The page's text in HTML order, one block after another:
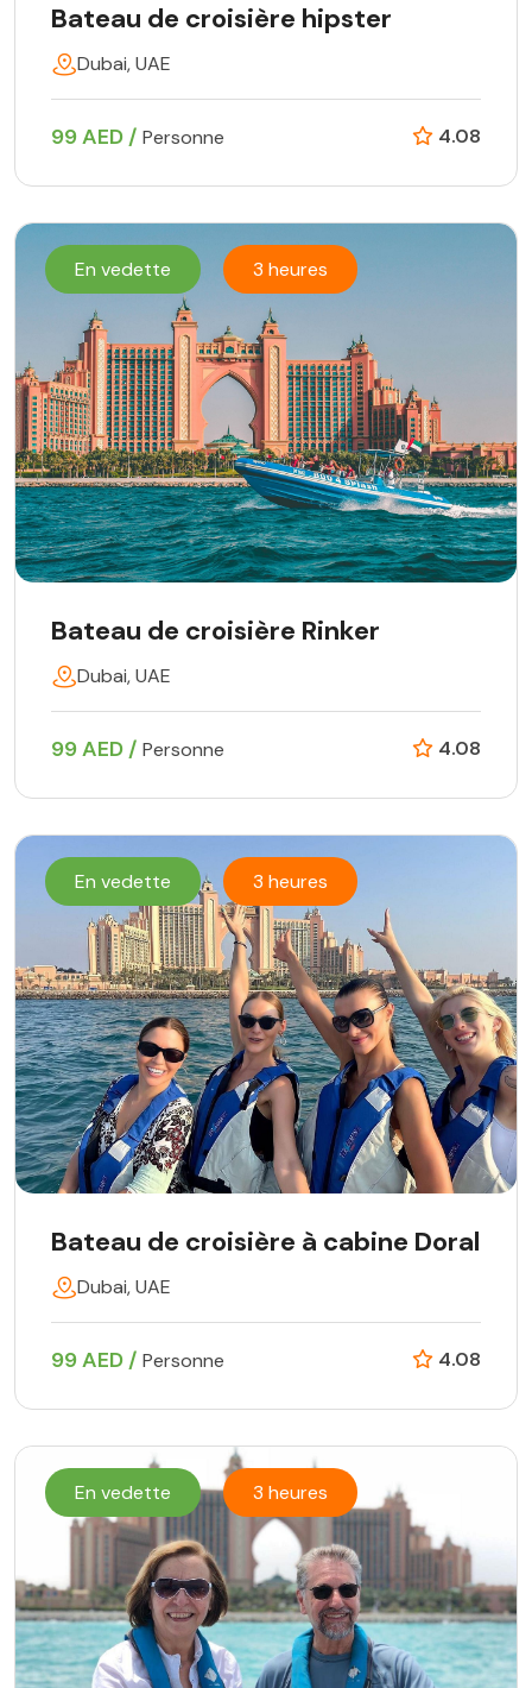
Bateau de croisière hipster
Dubai, UAE
99 AED / Personne 4.08
En vedette 3 heures
Bateau de croisière Rinker
Dubai, UAE
99 AED / Personne 4.08
En vedette 3 heures
Bateau de croisière à cabine Doral
Dubai, UAE
99 AED / Personne 4.08
En vedette 3 heures